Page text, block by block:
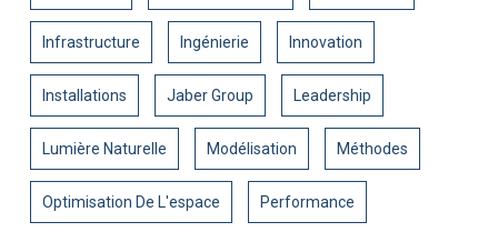
Infrastructure Ingénierie Innovation
Installations Jaber Group Leadership
Lumière Naturelle Modélisation Méthodes
Optimisation De L'espace Performance